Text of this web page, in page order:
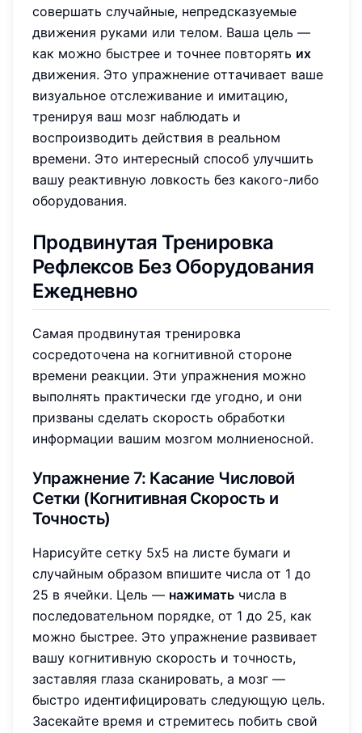
совершать случайные, непредсказуемые
движения руками или телом. Ваша цель —
как можно быстрее и точнее повторять их
движения. Это упражнение оттачивает ваше
визуальное отслеживание и имитацию,
тренируя ваш мозг наблюдать и
воспроизводить действия в реальном
времени. Это интересный способ улучшить
вашу реактивную ловкость без какого-либо
оборудования.
Продвинутая Тренировка
Рефлексов Без Оборудования
Ежедневно
Самая продвинутая тренировка
сосредоточена на когнитивной стороне
времени реакции. Эти упражнения можно
выполнять практически где угодно, и они
призваны сделать скорость обработки
информации вашим мозгом молниеносной.
Упражнение 7: Касание Числовой
Сетки (Когнитивная Скорость и
Точность)
Нарисуйте сетку 5x5 на листе бумаги и
случайным образом впишите числа от 1 до
25 в ячейки. Цель — нажимать числа в
последовательном порядке, от 1 до 25, как
можно быстрее. Это упражнение развивает
вашу когнитивную скорость и точность,
заставляя глаза сканировать, а мозг —
быстро идентифицировать следующую цель.
Засекайте время и стремитесь побить свой